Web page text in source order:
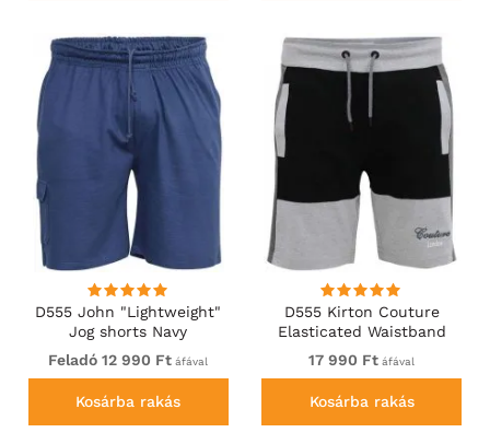
D555 John "Lightweight"
Jog shorts Navy
Feladó 12 990 Ft áfával
Kosárba rakás
D555 Kirton Couture
Elasticated Waistband
Shorts Black/Charcoal
17 990 Ft áfával
Kosárba rakás